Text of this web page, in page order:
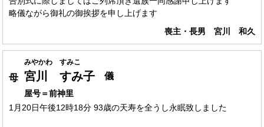
略儀ながら御礼の御挨拶を申し上げます
喪主・長男 宮川 和久
みやかわ すみこ
母 宮川 すみ子 儀
屋号＝前神里
1月20日午後12時18分 93歳の天寿を全うし永眠致しました